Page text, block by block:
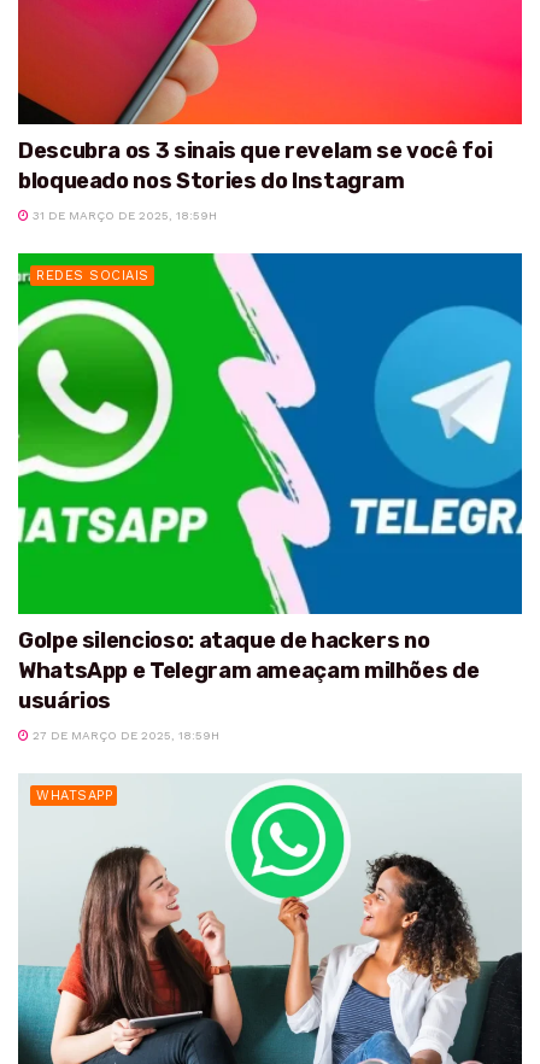
Descubra os 3 sinais que revelam se você foi
bloqueado nos Stories do Instagram
31 DE MARÇO DE 2025, 18:59H
REDES SOCIAIS
Golpe silencioso: ataque de hackers no
WhatsApp e Telegram ameaçam milhões de
usuários
27 DE MARÇO DE 2025, 18:59H
WHATSAPP